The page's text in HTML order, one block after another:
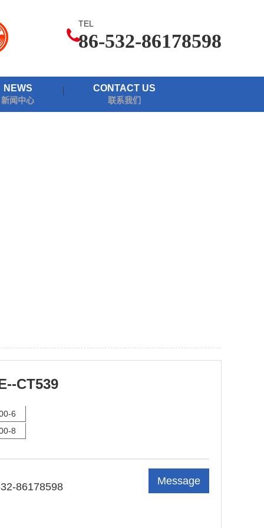
TEL
86-532-86178598
NEWS
新闻中心
CONTACT US
联系我们
CT539
6
8
Message
86178598